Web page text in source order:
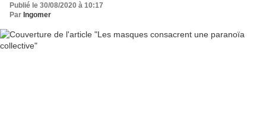
Publié le 30/08/2020 à 10:17
Par Ingomer